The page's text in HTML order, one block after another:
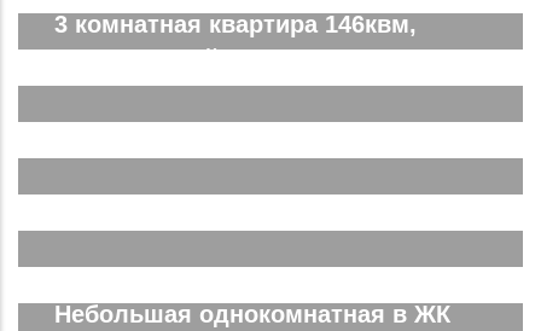
3 комнатная квартира 146квм,
ЖК Парковый. Вид на город
Двухкомнатная Спутник Сити
Евродвушка в ЖК Спутник Сити
Трёхкомнатная ЖК Спутник Сити
Небольшая однокомнатная в ЖК